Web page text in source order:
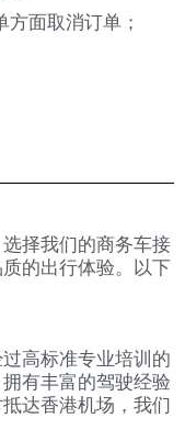
面取消订单；
择我们的商务车接
的出行体验。以下
高标准专业培训的
有丰富的驾驶经验
达香港机场，我们